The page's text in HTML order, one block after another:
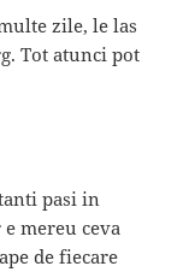
zile, le las
Tot atunci pot
pasi in
mereu ceva
de fiecare